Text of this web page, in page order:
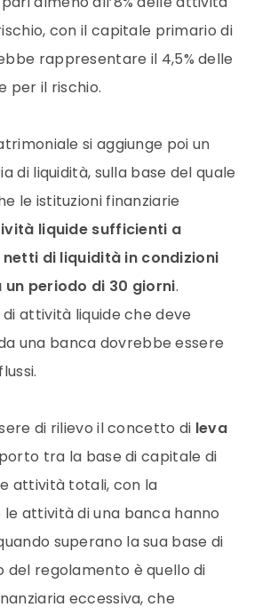
con il capitale primario di
rappresentare il 4,5% delle
per il rischio.
si aggiunge poi un
di liquidità, sulla base del quale
le istituzioni finanziarie
liquide sufficienti a
di liquidità in condizioni
periodo di 30 giorni.
di attività liquide che deve
una banca dovrebbe essere
di rilievo il concetto di leva
tra la base di capitale di
attività totali, con la
attività di una banca hanno
superano la sua base di
del regolamento è quello di
eccessiva, che